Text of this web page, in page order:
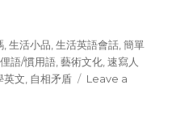
,生活小品,生活英語會話,簡單
語/慣用語,藝術文化,速寫人
英文, 自相矛盾
Leave a